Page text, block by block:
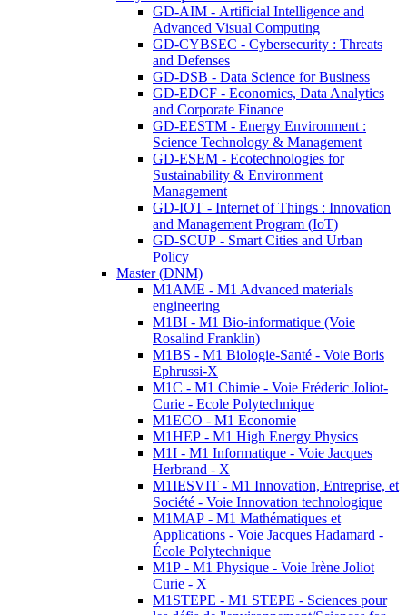
GD-AIM - Artificial Intelligence and
Advanced Visual Computing
GD-CYBSEC - Cybersecurity : Threats
and Defenses
GD-DSB - Data Science for Business
GD-EDCF - Economics, Data Analytics
and Corporate Finance
GD-EESTM - Energy Environment :
Science Technology & Management
GD-ESEM - Ecotechnologies for
Sustainability & Environment
Management
GD-IOT - Internet of Things : Innovation
and Management Program (IoT)
GD-SCUP - Smart Cities and Urban
Policy
Master (DNM)
M1AME - M1 Advanced materials
engineering
M1BI - M1 Bio-informatique (Voie
Rosalind Franklin)
M1BS - M1 Biologie-Santé - Voie Boris
Ephrussi-X
M1C - M1 Chimie - Voie Fréderic Joliot-
Curie - Ecole Polytechnique
M1ECO - M1 Economie
M1HEP - M1 High Energy Physics
M1I - M1 Informatique - Voie Jacques
Herbrand - X
M1IESVIT - M1 Innovation, Entreprise, et
Société - Voie Innovation technologique
M1MAP - M1 Mathématiques et
Applications - Voie Jacques Hadamard -
École Polytechnique
M1P - M1 Physique - Voie Irène Joliot
Curie - X
M1STEPE - M1 STEPE - Sciences pour